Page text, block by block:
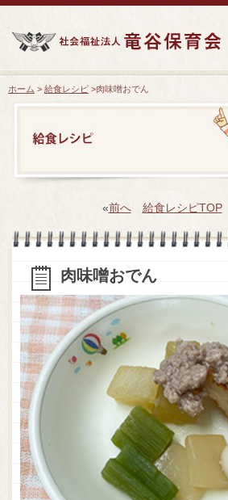
ホーム > 給食レシピ >肉味噌おでん
«前へ 給食レシピTOP
肉味噌おでん